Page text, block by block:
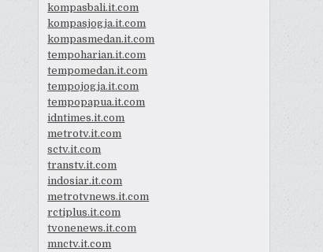
kompasbali.it.com
kompasjogja.it.com
kompasmedan.it.com
tempoharian.it.com
tempomedan.it.com
tempojogja.it.com
tempopapua.it.com
idntimes.it.com
metrotv.it.com
sctv.it.com
transtv.it.com
indosiar.it.com
metrotvnews.it.com
rctiplus.it.com
tvonenews.it.com
mnctv.it.com